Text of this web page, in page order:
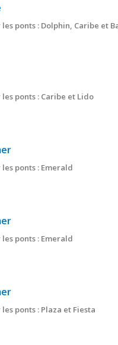
ponts : Dolphin, Caribe et
ponts : Caribe et Lido
ponts : Emerald
ponts : Emerald
ponts : Plaza et Fiesta